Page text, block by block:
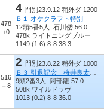
478
±0
4 門別23.9.12 稍外ダ 1200
Ｂ１ オケクラフト特別
12頭5番5人 石川倭 56.0
478k ライトニングブルー
1149 (1.6) 8-8 38.3
516
＋8
2 門別23.8.22 稍外ダ 1000
9頭2番3人 阿部龍 57.0
508k ワイルドラヴ
1013 (0.2) 8-8 36.0